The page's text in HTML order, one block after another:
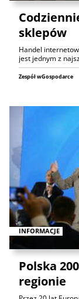
sklepów
Handel
jest jednym z
Zespół wGospodarce
INFORMACJE
Polska
regionie